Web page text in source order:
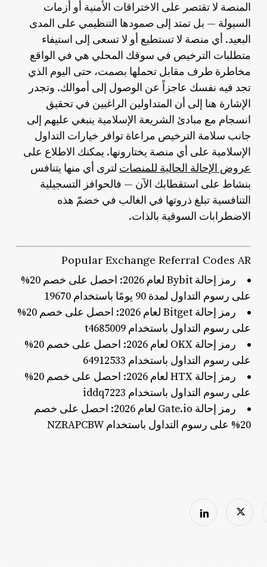
المنصة لا تقتصر على الاختراقات الأمنية أو أزمات
السيولة — بل تمتد إلى صمودها التنظيمي على المدى
البعيد. أي منصة لا تستطيع أو لا تسعى إلى استيفاء
متطلبات الترخيص في سوقك المحلي هي في الواقع
مخاطرة طرف مقابل تحملها بصمت، حتى اليوم الذي
تجد فيه نفسك عاجزاً عن الوصول إلى أموالك. وتجدر
الإشارة هنا إلى أن المتداولين الراغبين في تحقيق
انسجام مع مبادئ الشريعة الإسلامية ينبغي عليهم إلى
جانب سلامة الترخيص مراعاة توافر خيارات التداول
الإسلامية على أي منصة يختارونها. يمكنك الاطلاع على
عروض الإحالة الحالية للمنصات لترى أي منها يتنافس
بنشاط على استقطابك الآن — فالحوافز التسجيلية
التنافسية تبلغ ذروتها في الغالب في خضمّ هذه
الاضطرابات السوقية بالذات.
Popular Exchange Referral Codes AR
رمز إحالة Bybit لعام 2026: احصل على خصم 20%
على رسوم التداول لمدة 90 يومًا باستخدام 19670
رمز إحالة Bitget لعام 2026: احصل على خصم 20%
على رسوم التداول باستخدام t4685009
رمز إحالة OKX لعام 2026: احصل على خصم 20%
على رسوم التداول باستخدام 64912533
رمز إحالة HTX لعام 2026: احصل على خصم 20%
على رسوم التداول باستخدام iddq7223
رمز إحالة Gate.io لعام 2026: احصل على خصم
20% على رسوم التداول باستخدام NZRAPCBW